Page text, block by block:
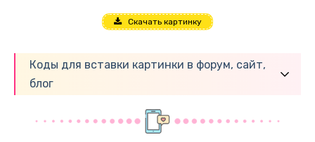
Скачать картинку
Коды для вставки картинки в форум, сайт,
блог